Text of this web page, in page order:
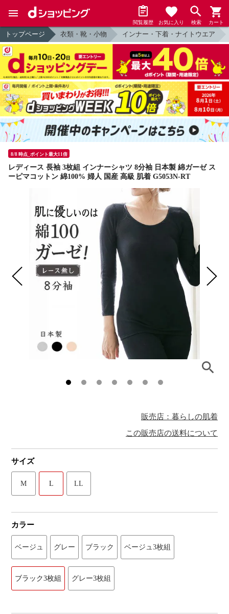
閲覧履歴 お気に入り 検索 カート
トップページ 衣類・靴・小物 インナー・下着・ナイトウエア
8/8 時点_ポイント最大11倍
レディース 長袖 3枚組 インナーシャツ 8分袖 日本製 綿ガーゼ ス
ーピマコットン 綿100% 婦人 国産 高級 肌着 G5053N-RT
販売店：暮らしの肌着
この販売店の送料について
サイズ
M L LL
カラー
ベージュ グレー ブラック ベージュ3枚組
ブラック3枚組 グレー3枚組